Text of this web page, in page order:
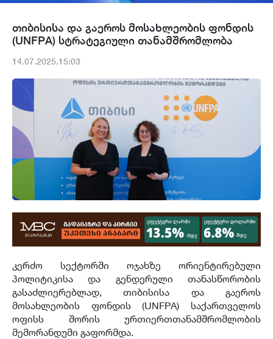
თიბისისა და გაეროს მოსახლეობის ფონდის
(UNFPA) სტრატეგიული თანამშრომლობა
14.07.2025.15:03
კერძო სექტორში ოჯახზე ორიენტირებული
პოლიტიკისა და გენდერული თანასწორობის
გასაძლიერებლად, თიბისისა და გაეროს
მოსახლეობის ფონდის (UNFPA) საქართველოს
ოფისს შორის ურთიერთთანამშრომლობის
მემორანდუმი გაფორმდა.